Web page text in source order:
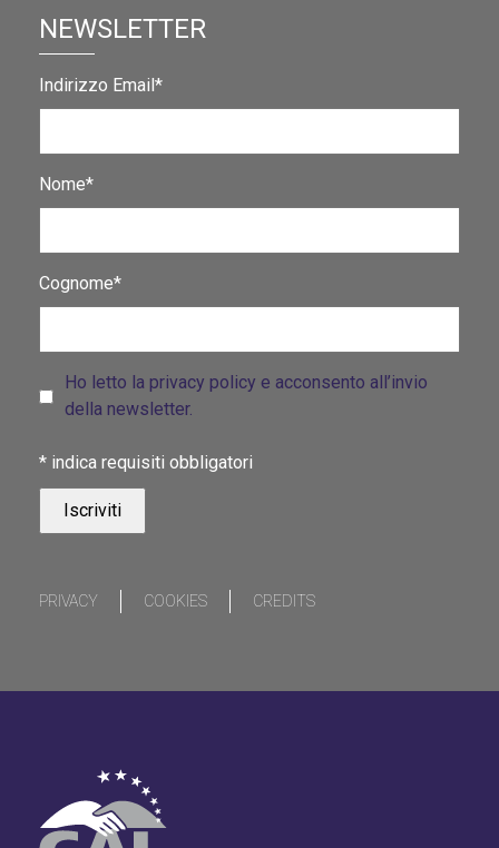
NEWSLETTER
Indirizzo Email*
Nome*
Cognome*
Ho letto la privacy policy e acconsento all’invio
della newsletter.
* indica requisiti obbligatori
PRIVACY COOKIES CREDITS